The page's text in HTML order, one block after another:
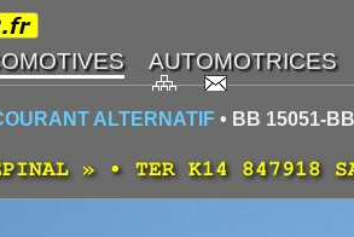
ALTERNATIF • BB 15051-
» • TER K14 847918